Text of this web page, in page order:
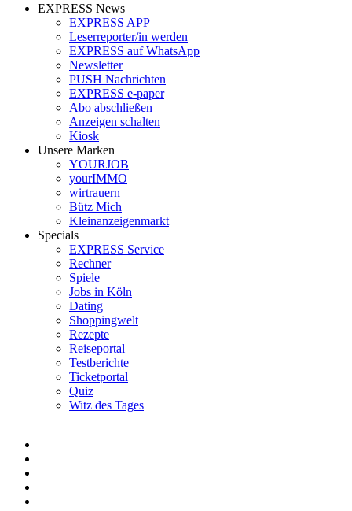
EXPRESS News
EXPRESS APP
Leserreporter/in werden
EXPRESS auf WhatsApp
Newsletter
PUSH Nachrichten
EXPRESS e-paper
Abo abschließen
Anzeigen schalten
Kiosk
Unsere Marken
YOURJOB
yourIMMO
wirtrauern
Bütz Mich
Kleinanzeigenmarkt
Specials
EXPRESS Service
Rechner
Spiele
Jobs in Köln
Dating
Shoppingwelt
Rezepte
Reiseportal
Testberichte
Ticketportal
Quiz
Witz des Tages